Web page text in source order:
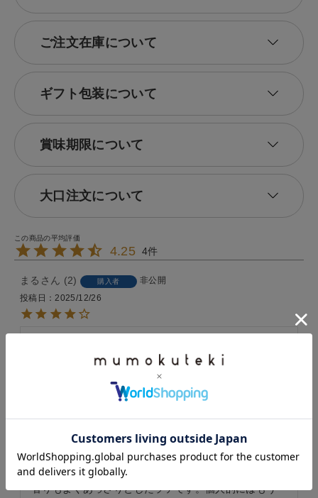
ご注文在庫について
ギフト包装について
賞味期限について
大口注文について
4.25 4
まる 2 購入者
非公開
投稿日
2025/12/26
てよかったです。黒糖が珍しくて買ってみました
あさたろう 24
女性
2025/11/04
香りもよくあっさりとしたラテです。個人的にはもう